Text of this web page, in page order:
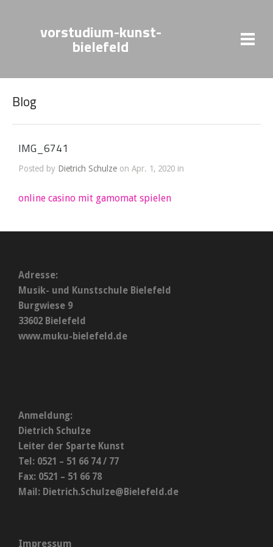
vorstudium-kunst-
bielefeld
Blog
IMG_6741
Posted by Dietrich Schulze on Apr. 1, 2020 in
online casino mit gamomat spielen
Adresse:
Musik- und Kunstschule Bielefeld
Burgwiese 9
33602 Bielefeld
www.muku-bielefeld.de
Anmeldung:
Dietrich Schulze
Leiter der Sparte Kunst
Tel: 0521 – 51 66 74 / 77
Fax: 0521 – 51 66 78
Mail: Dietrich.Schulze@Bielefeld.de
Impressum